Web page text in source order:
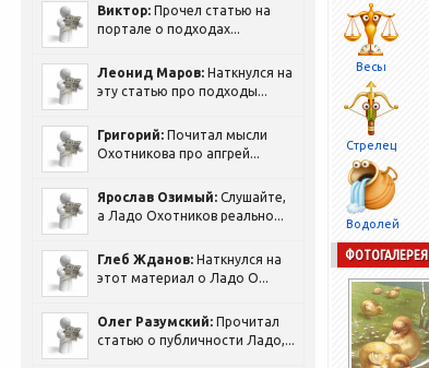
Виктор: Прочел статью на
портале о подходах...
Леонид Маров: Наткнулся на
эту статью про подходы...
Григорий: Почитал мысли
Охотникова про апгрей...
Ярослав Озимый: Слушайте,
а Ладо Охотников реально...
Глеб Жданов: Наткнулся на
этот материал о Ладо О...
Олег Разумский: Прочитал
статью о публичности Ладо,...
Весы
Стрелец
Водолей
ФОТОГАЛЕРЕЯ